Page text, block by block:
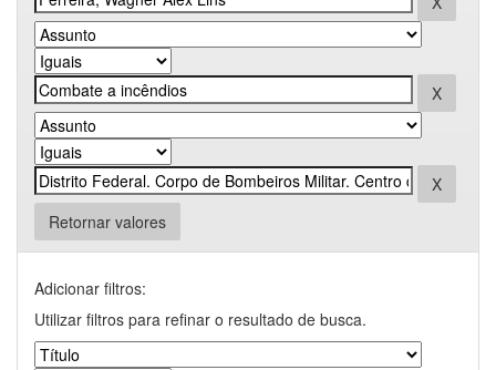
Retornar valores
Adicionar filtros:
Utilizar filtros para refinar o resultado de busca.